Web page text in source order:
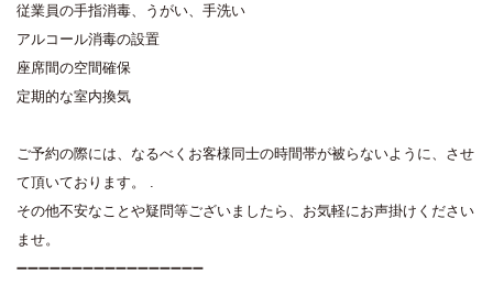
従業員の手指消毒、うがい、手洗い
アルコール消毒の設置
座席間の空間確保
定期的な室内換気
ご予約の際には、なるべくお客様同士の時間帯が被らないように、させ
て頂いております。 .
その他不安なことや疑問等ございましたら、お気軽にお声掛けください
ませ。
➖➖➖➖➖➖➖➖➖➖➖➖➖➖➖➖➖